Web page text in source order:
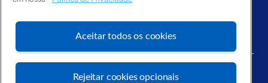
Inovação & Tecnologia
Cultura empreendedora
Arquivo
Aceitar todos os cookies
Rejeitar cookies opcionais